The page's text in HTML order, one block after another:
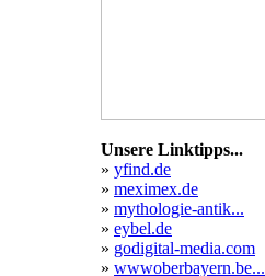
Unsere Linktipps...
» yfind.de
» meximex.de
» mythologie-antik...
» eybel.de
» godigital-media.com
» wwwoberbayern.be...